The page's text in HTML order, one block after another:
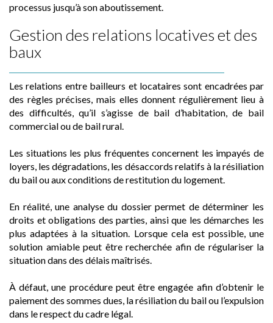
processus jusqu’à son aboutissement.
Gestion des relations locatives et des
baux
Les relations entre bailleurs et locataires sont encadrées par
des règles précises, mais elles donnent régulièrement lieu à
des difficultés, qu’il s’agisse de bail d’habitation, de bail
commercial ou de bail rural.
Les situations les plus fréquentes concernent les impayés de
loyers, les dégradations, les désaccords relatifs à la résiliation
du bail ou aux conditions de restitution du logement.
En réalité, une analyse du dossier permet de déterminer les
droits et obligations des parties, ainsi que les démarches les
plus adaptées à la situation. Lorsque cela est possible, une
solution amiable peut être recherchée afin de régulariser la
situation dans des délais maîtrisés.
À défaut, une procédure peut être engagée afin d’obtenir le
paiement des sommes dues, la résiliation du bail ou l’expulsion
dans le respect du cadre légal.